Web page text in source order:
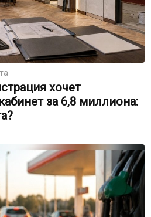
хочет
за 6,8 миллиона: